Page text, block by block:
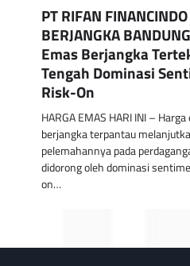
PT RIFAN FINANCINDO
BERJANGKA
Emas Berjangka
Tengah Dominasi
Risk-On
HARGA EMAS HARI INI –
berjangka terpantau
pelemahannya pada
didorong oleh dominasi
on…